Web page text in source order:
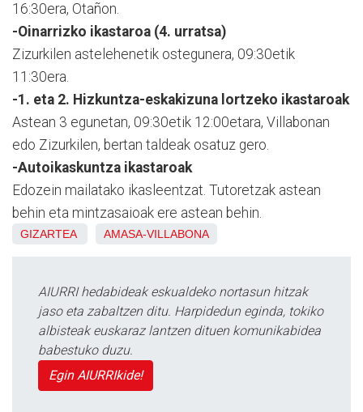
16:30era, Otañon.
-Oinarrizko ikastaroa (4. urratsa)
Zizurkilen astelehenetik ostegunera, 09:30etik
11:30era.
-1. eta 2. Hizkuntza-eskakizuna lortzeko ikastaroak
Astean 3 egunetan, 09:30etik 12:00etara, Villabonan
edo Zizurkilen, bertan taldeak osatuz gero.
-Autoikaskuntza ikastaroak
Edozein mailatako ikasleentzat. Tutoretzak astean
behin eta mintzasaioak ere astean behin.
GIZARTEA AMASA-VILLABONA
AIURRI hedabideak eskualdeko nortasun hitzak
jaso eta zabaltzen ditu. Harpidedun eginda, tokiko
albisteak euskaraz lantzen dituen komunikabidea
babestuko duzu.
Egin AIURRIkide!